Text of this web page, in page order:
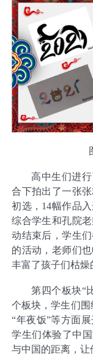
高中生们进
合下拍出了一张
初选，14幅作品
综合学生和孔院
动结束后，学生
的活动，老师们
丰富了孩子们枯燥
第四个板块“
个板块，学生们围
“年夜饭”等方面
学生们体验了中
与中国的距离，让